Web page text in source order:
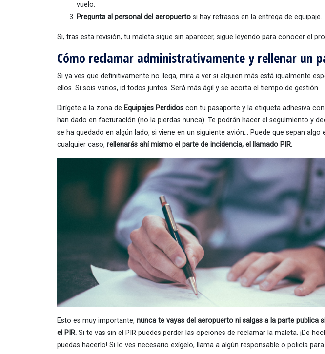
vuelo.
Pregunta al personal del aeropuerto si hay retrasos en la entrega de equipaje.
Si, tras esta revisión, tu maleta sigue sin aparecer, sigue leyendo para conocer el
Cómo reclamar administrativamente y rellenar un
Si ya ves que definitivamente no llega, mira a ver si alguien más está igualmente
ellos. Si sois varios, id todos juntos. Será más ágil y se acorta el tiempo de gestión.
Dirígete a la zona de Equipajes Perdidos con tu pasaporte y la etiqueta adhesiva
han dado en facturación (no la pierdas nunca). Te podrán hacer el seguimiento y
se ha quedado en algún lado, si viene en un siguiente avión… Puede que sepan algo
cualquier caso, rellenarás ahí mismo el parte de incidencia, el llamado PIR.
Esto es muy importante, nunca te vayas del aeropuerto ni salgas a la parte publica
el PIR. Si te vas sin el PIR puedes perder las opciones de reclamar la maleta. ¡De
puedas hacerlo! Si lo ves necesario exígelo, llama a algún responsable o policía